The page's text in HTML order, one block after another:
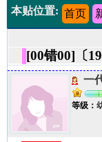
本贴位置: 首页
[00错00]〔
一
等级：